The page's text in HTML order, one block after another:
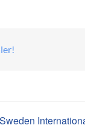
Sweden